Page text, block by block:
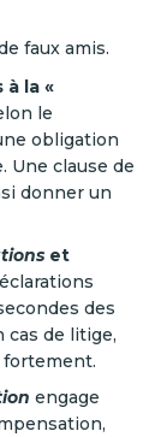
faux amis.
la «
le
obligation
Une clause de
donner un
et
des
cas de litige,
engage